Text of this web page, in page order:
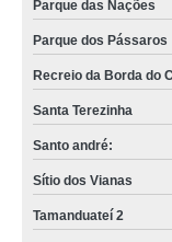
Parque das Nações
Parque dos Pássaros
Recreio da Borda do
Santa Terezinha
Santo andré:
Sítio dos Vianas
Tamanduateí 2